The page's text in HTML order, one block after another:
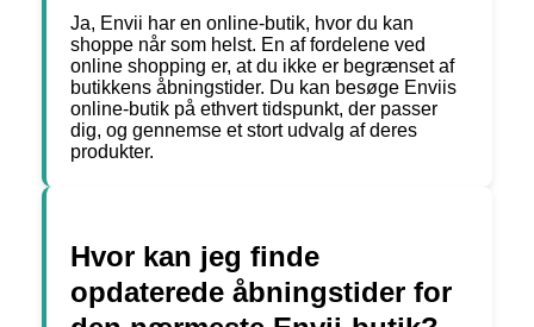
Ja, Envii har en online-butik, hvor du kan
shoppe når som helst. En af fordelene ved
online shopping er, at du ikke er begrænset af
butikkens åbningstider. Du kan besøge Enviis
online-butik på ethvert tidspunkt, der passer
dig, og gennemse et stort udvalg af deres
produkter.
Hvor kan jeg finde
opdaterede åbningstider for